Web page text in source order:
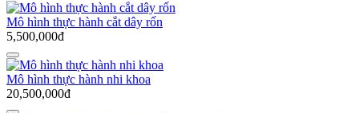
Mô hình thực hành cắt dây rốn
5,500,000đ
Mô hình thực hành nhi khoa
20,500,000đ